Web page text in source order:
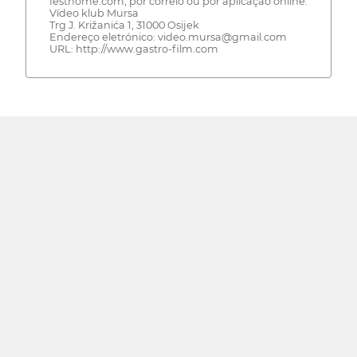
Vídeo klub Mursa
Trg J. Križanića 1, 31000 Osijek
Endereço eletrónico: video.mursa@gmail.com
URL: http://www.gastro-film.com